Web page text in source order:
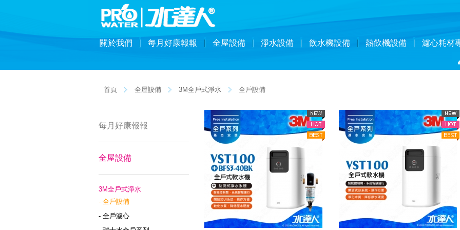
關於我們 每月好康報報 全屋設備 淨水設備 飲水機設備 熱飲機設備 濾心耗材
首頁 全屋設備 3M全戶式淨水 全戶設備
每月好康報報
全屋設備
3M全戶式淨水
- 全戶設備
- 全戶濾心